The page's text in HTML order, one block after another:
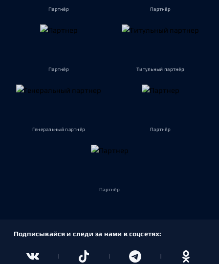
Партнёр Партнёр
Партнёр Титульный партнёр
Генеральный партнёр Партнёр
Партнёр
Подписывайся и следи за нами в соцсетях: